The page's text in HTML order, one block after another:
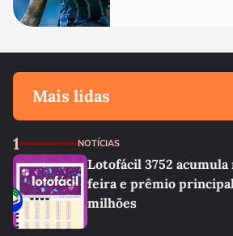
Mais lidas
1 NOTÍCIAS
Lotofácil 3752 acumula
feira e prêmio principal
milhões